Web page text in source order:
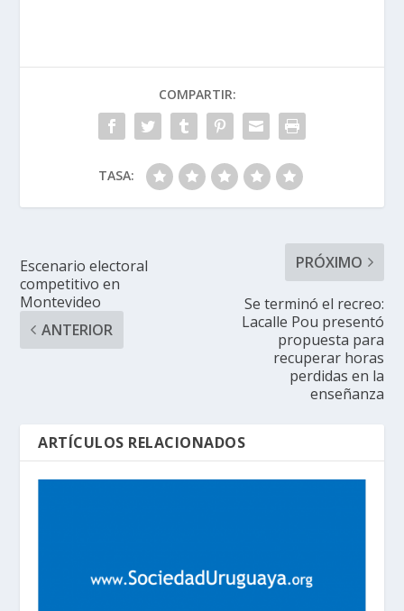
COMPARTIR:
TASA:
Escenario electoral
competitivo en
Montevideo
ANTERIOR
PRÓXIMO
Se terminó el recreo:
Lacalle Pou presentó
propuesta para
recuperar horas
perdidas en la
enseñanza
ARTÍCULOS RELACIONADOS